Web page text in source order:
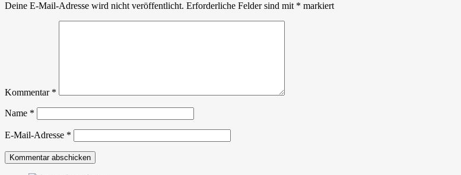
Deine E-Mail-Adresse wird nicht veröffentlicht. Erforderliche Felder sind mit * markiert
Kommentar *
Name *
E-Mail-Adresse *